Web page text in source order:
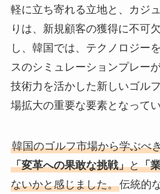
軽に立ち寄れる立地と、カジ
りは、新規顧客の獲得に不可
し、韓国では、テクノロジー
スのシミュレーションプレー
技術力を活かした新しいゴル
場拡大の重要な要素となってい
韓国のゴルフ市場から学ぶべ
「変革への果敢な挑戦」と「
ないかと感じました。伝統的